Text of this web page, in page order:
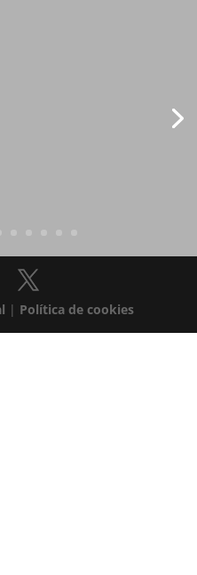
| Política de cookies